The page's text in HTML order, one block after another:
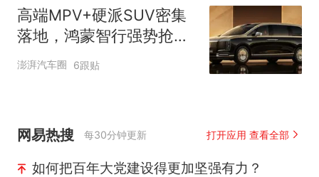
高端MPV+硬派SUV密集
落地，鸿蒙智行强势抢占
自主高端市场制高点
澎湃汽车圈 6跟贴
网易热搜 每30分钟更新 打开应用 查看全部
如何把百年大党建设得更加坚强有力？